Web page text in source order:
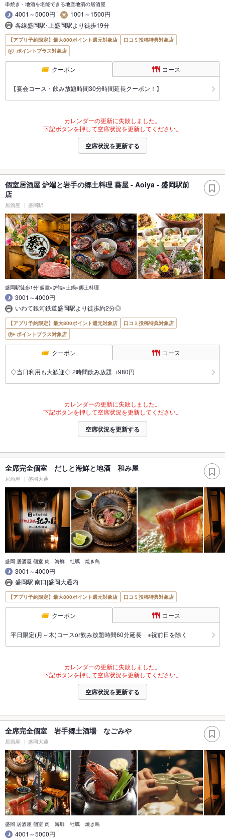
串焼き・地酒を堪能できる地産地消の居酒屋
4001～5000円
1001～1500円
各線盛岡駅･上盛岡駅より徒歩19分
【アプリ予約限定】最大800ポイント還元対象店
口コミ投稿特典対象店
ポイントプラス対象店
クーポン コース
【宴会コース・飲み放題時間30分時間延長クーポン！】
カレンダーの更新に失敗しました。
下記ボタンを押して空席状況を更新してください。
空席状況を更新する
個室居酒屋 炉端と岩手の郷土料理 葵屋 - Aoiya - 盛岡駅前
店
居酒屋 盛岡駅
盛岡駅徒歩1分!個室×炉端×土鍋×郷土料理
3001～4000円
いわて銀河鉄道盛岡駅より徒歩約2分◎
【アプリ予約限定】最大800ポイント還元対象店
口コミ投稿特典対象店
ポイントプラス対象店
クーポン コース
◇当日利用も大歓迎◇ 2時間飲み放題→980円
カレンダーの更新に失敗しました。
下記ボタンを押して空席状況を更新してください。
空席状況を更新する
全席完全個室 だしと海鮮と地酒 和み屋
居酒屋 盛岡大通
盛岡 居酒屋 個室 肉 海鮮 牡蠣 焼き鳥
3001～4000円
盛岡駅 南口|盛岡大通内
【アプリ予約限定】最大800ポイント還元対象店 口コミ投稿特典対象店
クーポン コース
平日限定(月～木)コースor飲み放題時間60分延長 ※祝前日を除く
カレンダーの更新に失敗しました。
下記ボタンを押して空席状況を更新してください。
空席状況を更新する
全席完全個室 岩手郷土酒場 なごみや
居酒屋 盛岡大通
盛岡 居酒屋 個室 肉 海鮮 牡蠣 焼き鳥
4001～5000円